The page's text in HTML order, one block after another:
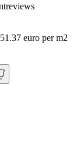
euro per m2